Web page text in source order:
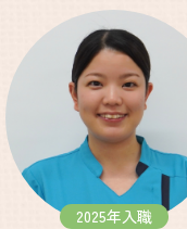
2025年入職